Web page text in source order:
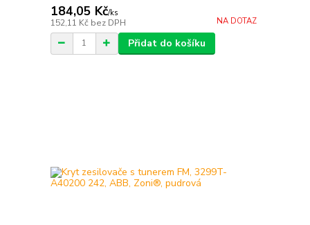
184,05 Kč/ks
152,11 Kč bez DPH NA DOTAZ
Přidat do košíku